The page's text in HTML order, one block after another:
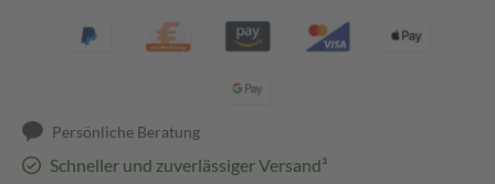
Persönliche Beratung
Schneller und zuverlässiger Versand³